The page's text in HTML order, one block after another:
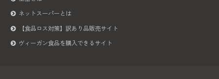
ネットスーパーとは
【食品ロス対策】訳あり品販売サイト
ヴィーガン食品を購入できるサイト